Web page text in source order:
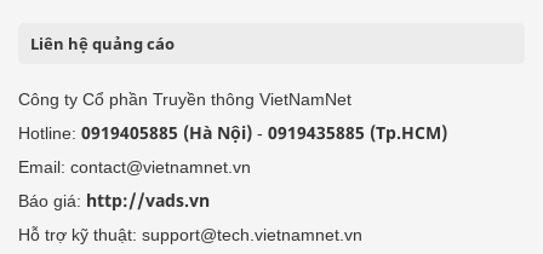
Liên hệ quảng cáo
Công ty Cổ phần Truyền thông VietNamNet
Hotline: 0919405885 (Hà Nội) - 0919435885 (Tp.HCM)
Email: contact@vietnamnet.vn
Báo giá: http://vads.vn
Hỗ trợ kỹ thuật: support@tech.vietnamnet.vn